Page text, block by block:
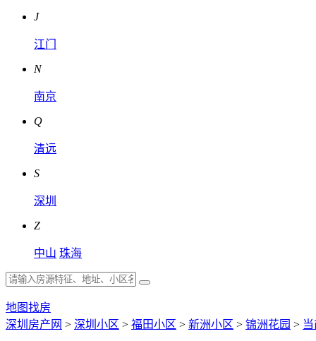
J
江门
N
南京
Q
清远
S
深圳
Z
中山 珠海
地图找房
深圳房产网 > 深圳小区 > 福田小区 > 新洲小区 > 锦洲花园 >